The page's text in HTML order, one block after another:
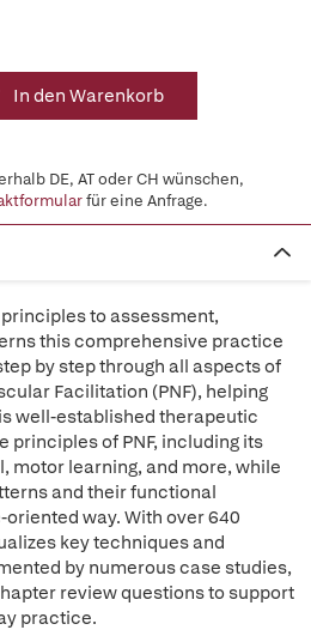
In den Warenkorb
DE, AT oder CH wünschen,
für eine Anfrage.
to assessment,
this comprehensive practice
by step through all aspects of
Facilitation (PNF), helping
well-established therapeutic
principles of PNF, including its
motor learning, and more, while
and their functional
way. With over 640
key techniques and
by numerous case studies,
review questions to support
practice.